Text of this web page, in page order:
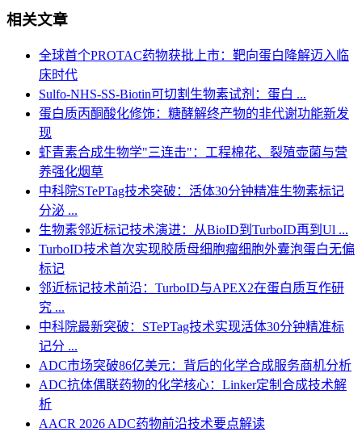
相关文章
全球首个PROTAC药物获批上市：靶向蛋白降解迈入临
床时代
Sulfo-NHS-SS-Biotin可切割生物素试剂：蛋白 ...
蛋白质丙酮酸化修饰：糖酵解终产物的非代谢功能新发
现
虾青素合成生物学"三连击"：工程棉花、裂殖壶菌与营
养强化烟草
中科院STePTag技术突破：活体30分钟精准生物素标记
分泌 ...
生物素邻近标记技术演进：从BioID到TurboID再到Ul ...
TurboID技术首次实现胶质母细胞瘤细胞外囊泡蛋白无偏
标记
邻近标记技术前沿：TurboID与APEX2在蛋白质互作研
究 ...
中科院最新突破：STePTag技术实现活体30分钟精准标
记分 ...
ADC市场突破86亿美元：背后的化学合成服务商机分析
ADC抗体偶联药物的化学核心：Linker定制合成技术解
析
AACR 2026 ADC药物前沿技术要点解读